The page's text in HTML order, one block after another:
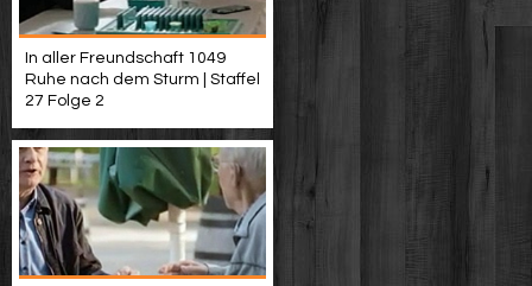
In aller Freundschaft 1049
Ruhe nach dem Sturm | Staffel
27 Folge 2